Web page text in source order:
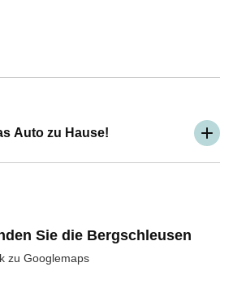
Auto zu Hause!
Sie die Bergschleusen
zu Googlemaps